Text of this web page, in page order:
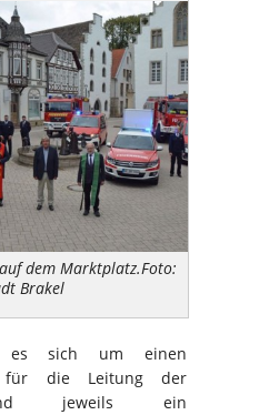
dem Marktplatz.Foto:
Brakel
es sich um einen
für die Leitung der
jeweils ein